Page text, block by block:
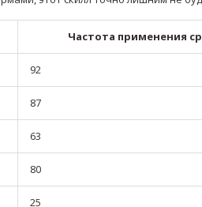
Частота применения
92
87
63
80
25